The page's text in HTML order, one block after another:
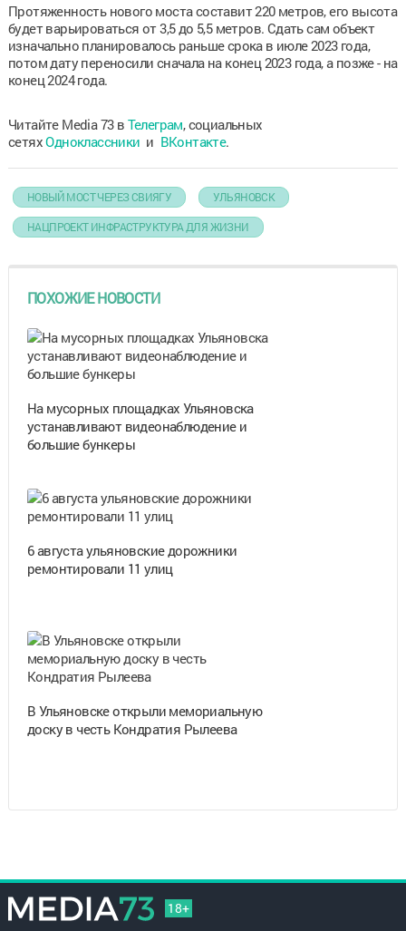
Протяженность нового моста составит 220 метров, его высота
будет варьироваться от 3,5 до 5,5 метров. Сдать сам объект
изначально планировалось раньше срока в июле 2023 года,
потом дату переносили сначала на конец 2023 года, а позже - на
конец 2024 года.
Читайте Media 73 в Телеграм, социальных
сетяхОдноклассники и ВКонтакте.
НОВЫЙ МОСТ ЧЕРЕЗ СВИЯГУ УЛЬЯНОВСК
НАЦПРОЕКТ ИНФРАСТРУКТУРА ДЛЯ ЖИЗНИ
ПОХОЖИЕ НОВОСТИ
На мусорных площадках Ульяновска
устанавливают видеонаблюдение и
большие бункеры
6 августа ульяновские дорожники
ремонтировали 11 улиц
В Ульяновске открыли мемориальную
доску в честь Кондратия Рылеева
18+